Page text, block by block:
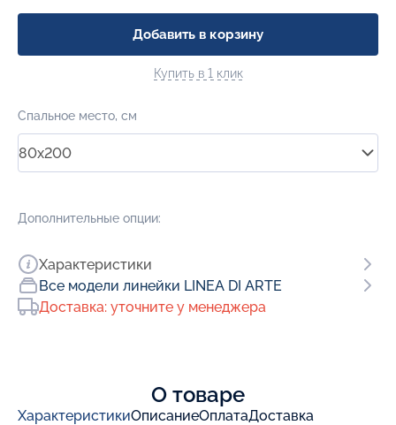
О товаре
ХарактеристикиОписаниеОплатаДоставка
Добавить в корзину
Купить в 1 клик
Спальное место, см
80x200
Дополнительные опции:
Характеристики
Все модели линейки LINEA DI ARTE
Доставка: уточните у менеджера